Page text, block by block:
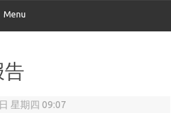
Menu
告
星期四 09:07